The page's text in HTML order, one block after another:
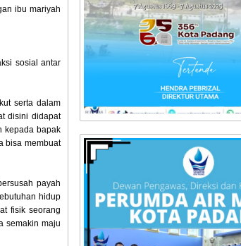
ibu mariyah
sosial antar
serta dalam
disini didapat
kepada bapak
bisa membuat
payah
hidup
fisik seorang
semakin maju